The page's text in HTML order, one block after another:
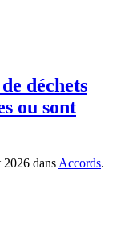
déchets
ou sont
dans Accords.